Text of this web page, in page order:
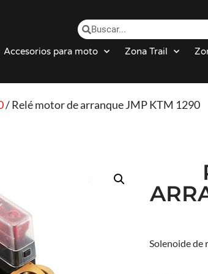
Accesorios para moto Zona Trail
/ Relé motor de arranque JMP KTM 1290
Solenoide de